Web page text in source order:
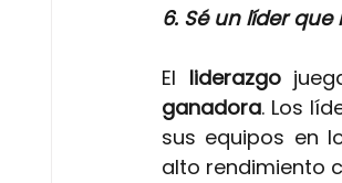
6. Sé un líder que
El liderazgo
ganadora. Los
sus equipos en
alto rendimiento